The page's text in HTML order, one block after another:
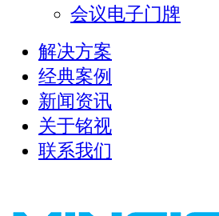
会议电子门牌
解决方案
经典案例
新闻资讯
关于铭视
联系我们